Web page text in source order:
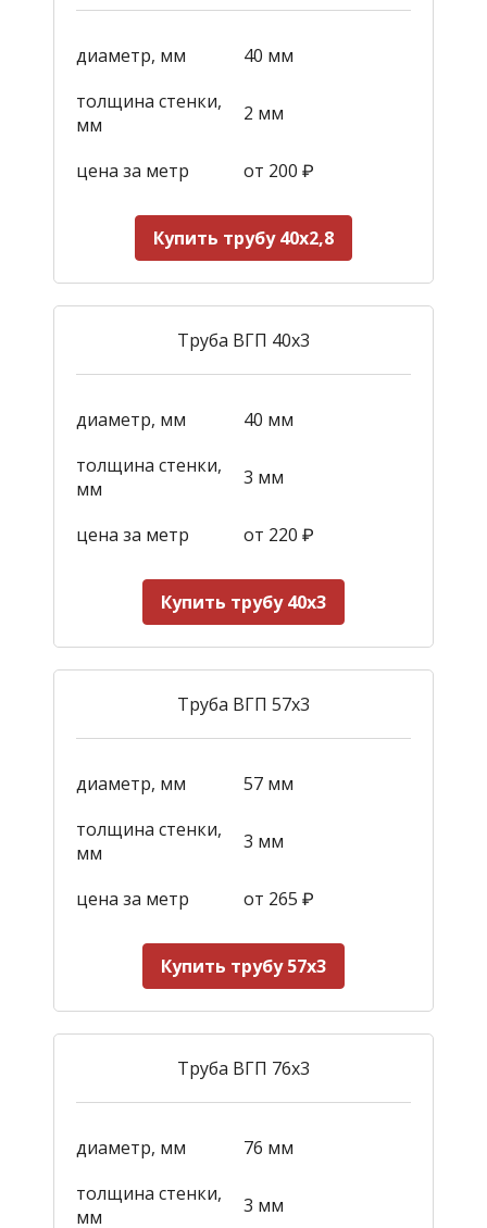
диаметр, мм
40 мм
толщина стенки,
мм
2 мм
цена за метр от 200 ₽
Купить трубу 40х2,8
Труба ВГП 40х3
диаметр, мм
40 мм
толщина стенки,
мм
3 мм
цена за метр от 220 ₽
Купить трубу 40х3
Труба ВГП 57х3
диаметр, мм
57 мм
толщина стенки,
мм
3 мм
цена за метр от 265 ₽
Купить трубу 57х3
Труба ВГП 76х3
диаметр, мм
76 мм
толщина стенки,
мм
3 мм